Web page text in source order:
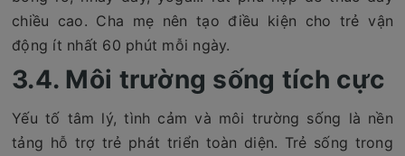
chiều cao. Cha mẹ nên tạo điều kiện cho trẻ vận
động ít nhất 60 phút mỗi ngày.
3.4. Môi trường sống tích cực
Yếu tố tâm lý, tình cảm và môi trường sống là nền
tảng hỗ trợ trẻ phát triển toàn diện. Trẻ sống trong